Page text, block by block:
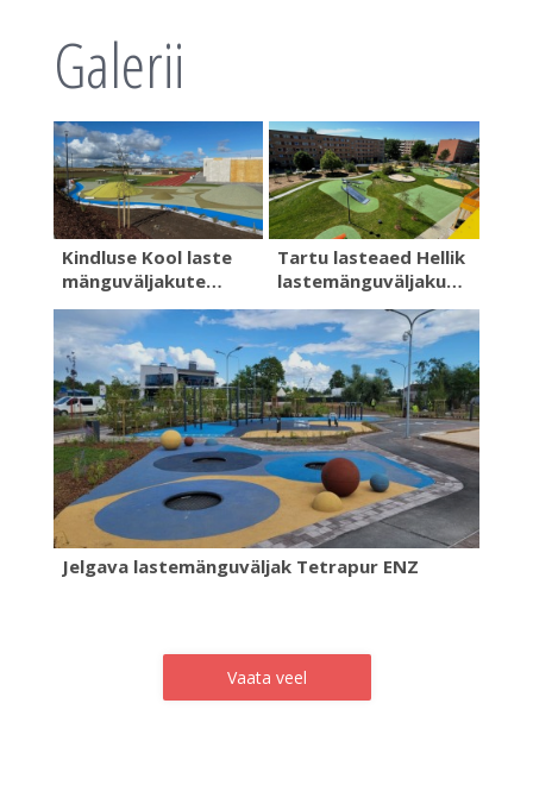
Galerii
Kindluse Kool laste
mänguväljakute…
Tartu lasteaed Hellik
lastemänguväljaku…
Jelgava lastemänguväljak Tetrapur ENZ
Vaata veel